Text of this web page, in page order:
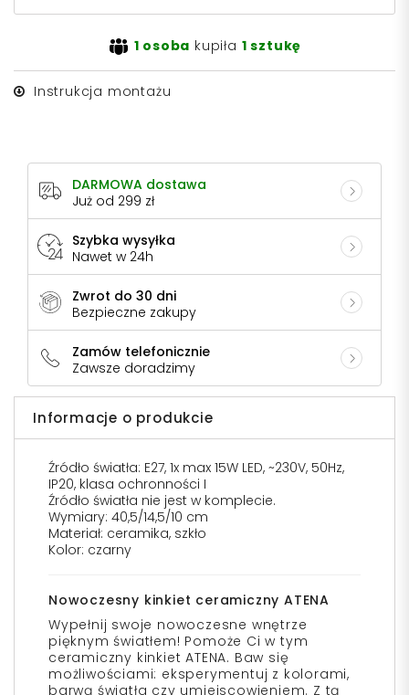
1 osoba kupiła 1 sztukę
Instrukcja montażu
DARMOWA dostawa
Już od 299 zł
Szybka wysyłka
Nawet w 24h
Zwrot do 30 dni
Bezpieczne zakupy
Zamów telefonicznie
Zawsze doradzimy
Informacje o produkcie
Źródło światła: E27, 1x max 15W LED, ~230V, 50Hz,
IP20, klasa ochronności I
Źródło światła nie jest w komplecie.
Wymiary: 40,5/14,5/10 cm
Materiał: ceramika, szkło
Kolor: czarny
Nowoczesny kinkiet ceramiczny ATENA
Wypełnij swoje nowoczesne wnętrze
pięknym światłem! Pomoże Ci w tym
ceramiczny kinkiet ATENA. Baw się
możliwościami: eksperymentuj z kolorami,
barwą światła czy umiejscowieniem. Z tą